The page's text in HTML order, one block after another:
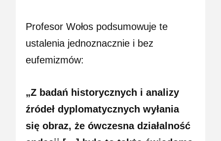
Profesor Wołos podsumowuje te
ustalenia jednoznacznie i bez
eufemizmów:
„Z badań historycznych i analizy
źródeł dyplomatycznych wyłania
się obraz, że ówczesna działalność